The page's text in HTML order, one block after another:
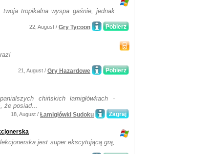
tropikalna wyspa gaśnie, jednak
Pobierz
22, August / Gry Tycoon
Pobierz
21, August / Gry Hazardowe
chińskich łamigłówkach -
że posiad...
Zagraj
18, August / Łamigłówki Sudoku
jest super ekscytującą grą,